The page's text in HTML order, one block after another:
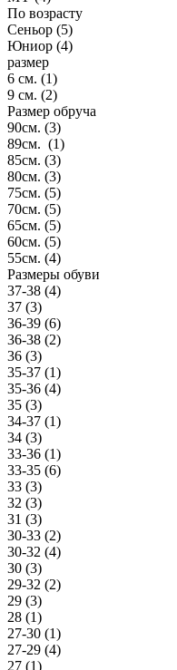
По возрасту
Сеньор (5)
Юниор (4)
размер
6 см. (1)
9 см. (2)
Размер обруча
90см. (3)
89см. (1)
85см. (3)
80см. (3)
75см. (5)
70см. (5)
65см. (5)
60см. (5)
55см. (4)
Размеры обуви
37-38 (4)
37 (3)
36-39 (6)
36-38 (2)
36 (3)
35-37 (1)
35-36 (4)
35 (3)
34-37 (1)
34 (3)
33-36 (1)
33-35 (6)
33 (3)
32 (3)
31 (3)
30-33 (2)
30-32 (4)
30 (3)
29-32 (2)
29 (3)
28 (1)
27-30 (1)
27-29 (4)
27 (1)